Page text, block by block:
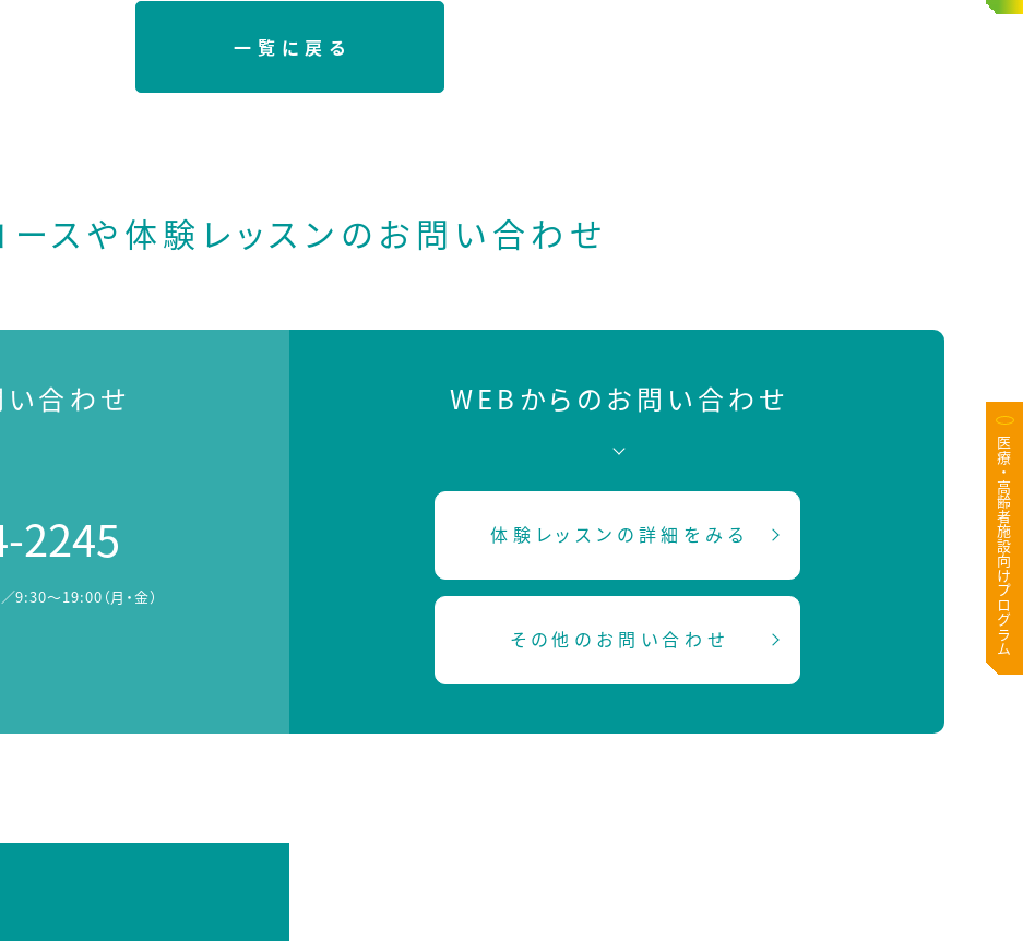
医療・高齢者施設向けプログラム
一覧に戻る
ースや体験レッスンの お問い合わせ
合わせ
2245
9:30～19:00（月・金）
WEBからのお問い合わせ
体験レッスンの詳細をみる
その他のお問い合わせ